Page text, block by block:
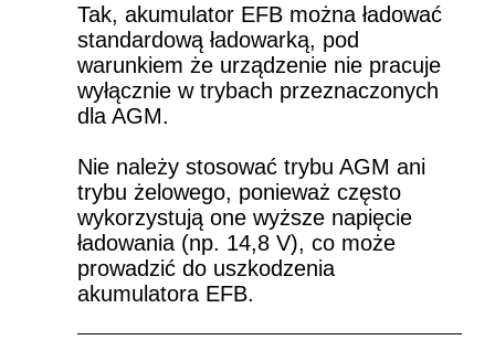
Tak, akumulator EFB można ładować
standardową ładowarką, pod
warunkiem że urządzenie nie pracuje
wyłącznie w trybach przeznaczonych
dla AGM.
Nie należy stosować trybu AGM ani
trybu żelowego, ponieważ często
wykorzystują one wyższe napięcie
ładowania (np. 14,8 V), co może
prowadzić do uszkodzenia
akumulatora EFB.